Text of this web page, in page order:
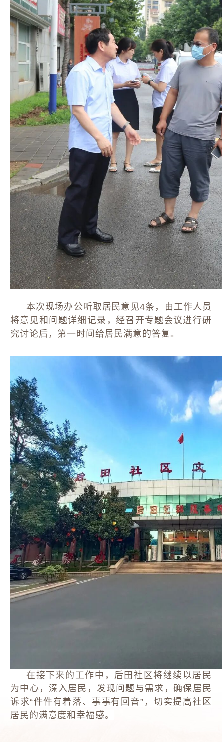
本次现场办公听取居民意见4条，由工作人员
将意见和问题详细记录，经召开专题会议进行研
究讨论后，第一时间给居民满意的答复。
在接下来的工作中，后田社区将继续以居民
为中心，深入居民，发现问题与需求，确保居民
诉求“件件有着落、事事有回音”，切实提高社区
居民的满意度和幸福感。